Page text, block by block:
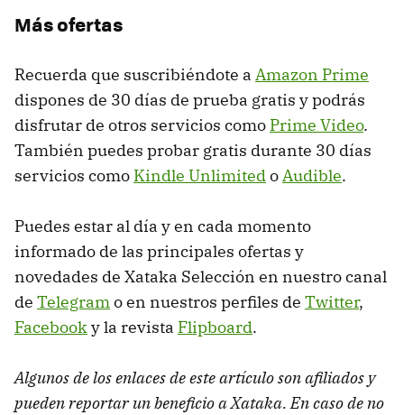
Más ofertas
Recuerda que suscribiéndote a Amazon Prime
dispones de 30 días de prueba gratis y podrás
disfrutar de otros servicios como Prime Video.
También puedes probar gratis durante 30 días
servicios como Kindle UnlimitedoAudible.
Puedes estar al día y en cada momento
informado de las principales ofertas y
novedades de Xataka Selección en nuestro canal
de Telegramo en nuestros perfiles de Twitter,
Facebooky la revista Flipboard.
Algunos de los enlaces de este artículo son afiliados y
pueden reportar un beneficio a Xataka. En caso de no